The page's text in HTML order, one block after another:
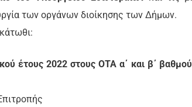
των οργάνων διοίκησης των Δήμων.
έτους 2022 στους ΟΤΑ α΄ και β΄